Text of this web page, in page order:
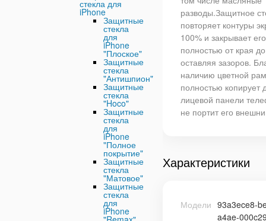
стекла для
iPhone
Защитные
стекла
для
iPhone
"Плоское"
Защитные
стекла
"Антишпион"
Защитные
стекла
"Hoco"
Защитные
стекла
для
iPhone
"Полное
покрытие"
Защитные
стекла
"Матовое"
Защитные
стекла
для
iPhone
разводы.Защитное
повторяет контуры
100% и закрывает его
полностью от края
оставляя зазоров.
наличию цветной
полностью копирует
лицевой панели
не портит его
Характеристики
Модели 93a3ece8-
a4ae-